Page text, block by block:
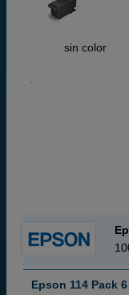
sin color
Epson 114 Pack